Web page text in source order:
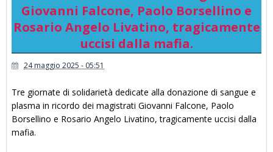
Giovanni Falcone, Paolo Borsellino e
Rosario Angelo Livatino, tragicamente
uccisi dalla mafia.
24 maggio 2025 - 05:51
Tre giornate di solidarietà dedicate alla donazione di sangue e
plasma in ricordo dei magistrati Giovanni Falcone, Paolo
Borsellino e Rosario Angelo Livatino, tragicamente uccisi dalla
mafia.